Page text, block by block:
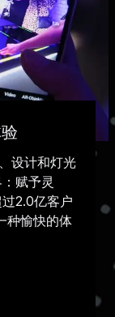
设计和灯光
赋予灵
2.0亿客户
种愉快的体